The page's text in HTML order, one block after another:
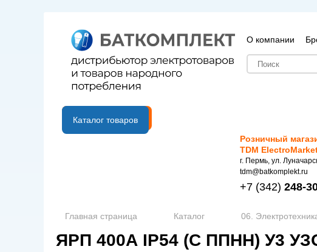
О компании
B2B портал
Каталог товаров
Розничный
TDM
г. Пермь, ул.
tdm@batkomplekt.ru
+7 (342) 248-
Главная страница Каталог 06.
ЯРП 400А IP54 (С ППНН) У3